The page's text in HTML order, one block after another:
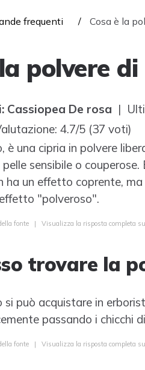
frequenti Cosa è la
polvere di
Cassiopea De rosa |
4.7/5 (37 voti)
è una cipria in polvere
pelle sensibile o
ha un effetto coprente,
"polveroso".
fonte | Visualizza la risposta completa
trovare la
si può acquistare in
passando i chicchi
fonte | Visualizza la risposta completa